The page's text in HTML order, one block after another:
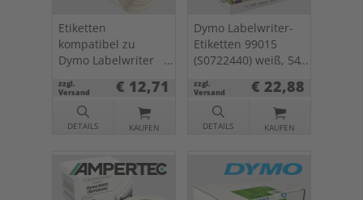
Etiketten
kompatibel zu
Dymo Labelwriter
weiß, 41 x 89mm,
300 St.
zzgl.
Versand
€ 12,71
DETAILS KAUFEN
Dymo Labelwriter-
Etiketten 99015
(S0722440) weiß, 54
zzgl.
Versand
€ 22,88
DETAILS KAUFEN